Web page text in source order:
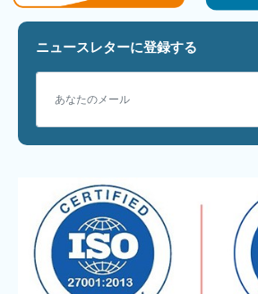
ニュースレターに登録する